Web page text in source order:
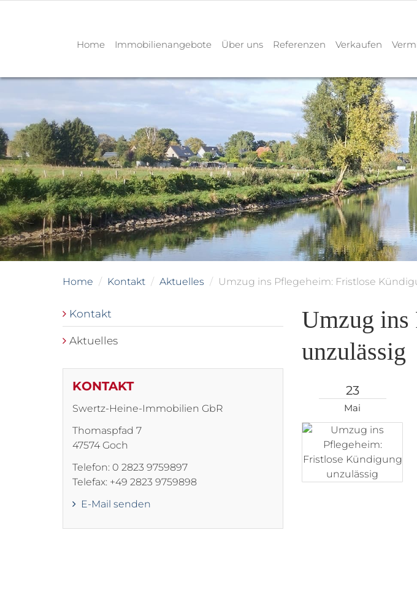
Home Immobilienangebote Über uns Referenzen Verkaufen
Home Kontakt Aktuelles Umzug ins Pflegeheim: Fristlose
Umzug ins
unzulässig
23
Mai
Kontakt
Aktuelles
KONTAKT
Swertz-Heine-Immobilien GbR
Thomaspfad 7
47574 Goch
Telefon: 0 2823 9759897
Telefax: +49 2823 9759898
E-Mail senden